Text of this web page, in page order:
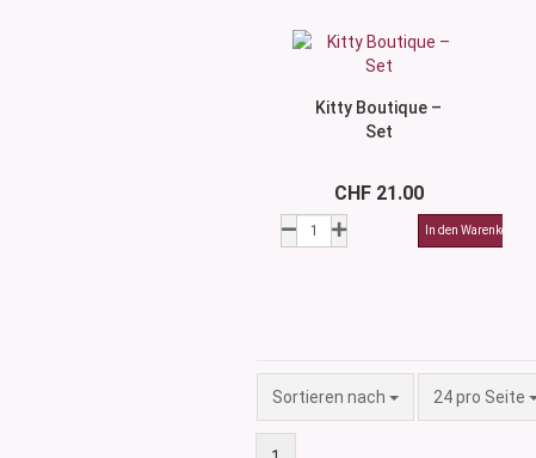
Kitty Boutique –
Set
CHF 21.00
Sortieren nach
Sortieren nach 24 pro Seite
pro Seite